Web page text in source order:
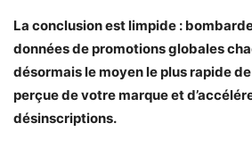
La conclusion est limpide :
données de promotions globales
désormais le moyen le plus rapide
perçue de votre marque et
désinscriptions.